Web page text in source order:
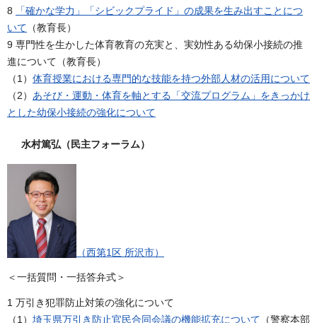
8
「確かな学力」「シビックプライド」の成果を生み出すことにつ
いて （教育長）
9 専門性を生かした体育教育の充実と、実効性ある幼保小接続の推
進について（教育長）
（1） 体育授業における専門的な技能を持つ外部人材の活用について
（2） あそび・運動・体育を軸とする「交流プログラム」をきっかけ
とした幼保小接続の強化について
水村篤弘（民主フォーラム）
（西第1区 所沢市）
＜一括質問・一括答弁式＞
1 万引き犯罪防止対策の強化について
（1） 埼玉県万引き防止官民合同会議の機能拡充について （警察本部